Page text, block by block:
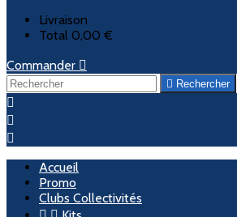
Livraison
Total 0,00 €
Commander 
 Rechercher



Accueil
Promo
Clubs Collectivités